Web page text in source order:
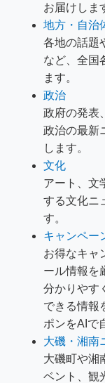
お届けしま
地方・自治
各地の話題
など、全国
ます。
政治
政府の発表
政治の最新
します。
文化
アート、文
する文化ニ
す。
キャンペー
お得なキャ
ール情報を
分かりやす
できる情報
ポンをAIで
大磯・湘南
大磯町や湘
ベント、観